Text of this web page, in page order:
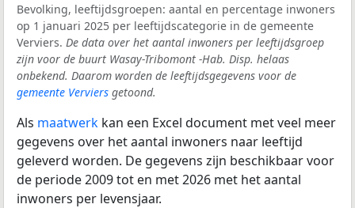
Bevolking, leeftijdsgroepen: aantal en percentage inwoners
op 1 januari 2025 per leeftijdscategorie in de gemeente
Verviers. De data over het aantal inwoners per leeftijdsgroep
zijn voor de buurt Wasay-Tribomont -Hab. Disp. helaas
onbekend. Daarom worden de leeftijdsgegevens voor de
gemeente Verviers getoond.
Als maatwerk kan een Excel document met veel meer
gegevens over het aantal inwoners naar leeftijd
geleverd worden. De gegevens zijn beschikbaar voor
de periode 2009 tot en met 2026 met het aantal
inwoners per levensjaar.